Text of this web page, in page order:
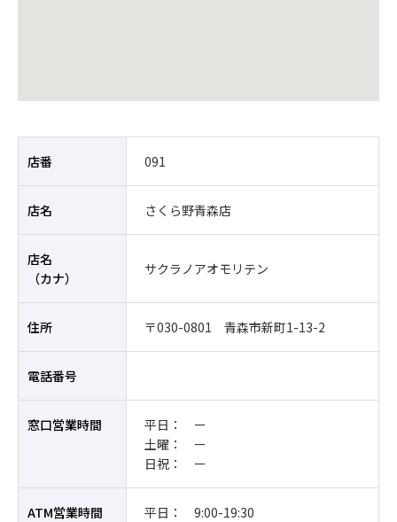
店番 091
店名 さくら野青森店
店名
（カナ）
サクラノアオモリテン
住所 〒030-0801 青森市新町1-13-2
電話番号
窓口営業時間
平日： ー
土曜： ー
日祝： ー
ATM営業時間
平日： 9:00-19:30